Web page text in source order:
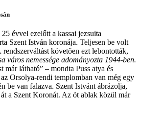
évvel ezelőtt a kassai jezsuita
Szent István koronája. Teljesen be volt
követően ezt lebontották,
város nemessége adományozta 1944-ben.
már látható” – mondta Puss atya és
Orsolya-rendi templomban van még egy
be van falazva. Szent Istvánt ábrázolja,
a Szent Koronát. Az öt ablak közül már